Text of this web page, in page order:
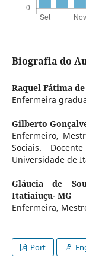
Biografia do
Raquel Fátima
Enfermeira
Gilberto
Enfermeiro,
Sociais.
Universidade de
Gláucia de
Itatiaiuçu- MG
Enfermeira,
Port